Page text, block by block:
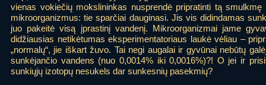
vienas vokiečių mokslininkas nusprendė pripratinti tą
mikroorganizmus: tie sparčiai dauginasi. Jis vis didindamas
juo pakeitė visą įprastinį vandenį. Mikroorganizmai jame
didžiausias netikėtumas eksperimentatoriaus laukė vėliau –
„normalų“, jie iškart žuvo. Tai negi augalai ir gyvūnai nebūtų
sunkėjančio vandens (nuo 0,0014% iki 0,0016%)?! O jei ir
sunkiųjų izotopų nesukels dar sunkesnių pasekmių?